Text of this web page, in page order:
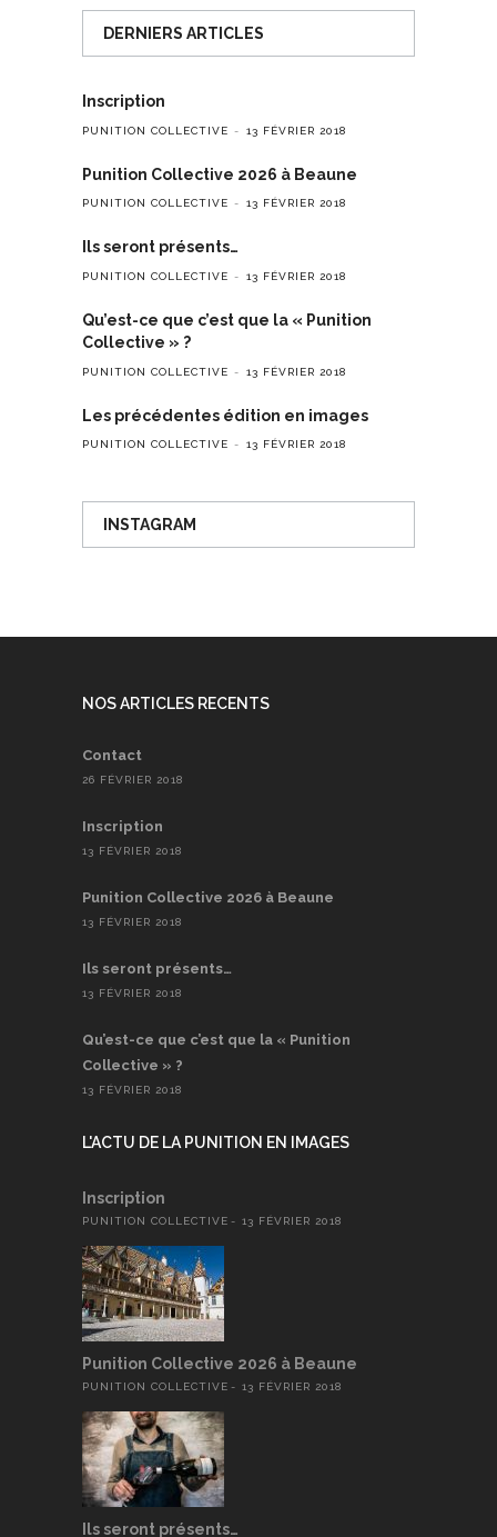
DERNIERS ARTICLES
Inscription
PUNITION COLLECTIVE 13 FÉVRIER 2018
Punition Collective 2026 à Beaune
PUNITION COLLECTIVE 13 FÉVRIER 2018
Ils seront présents…
PUNITION COLLECTIVE 13 FÉVRIER 2018
Qu’est-ce que c’est que la « Punition
Collective » ?
PUNITION COLLECTIVE 13 FÉVRIER 2018
Les précédentes édition en images
PUNITION COLLECTIVE 13 FÉVRIER 2018
INSTAGRAM
NOS ARTICLES RECENTS
Contact
26 FÉVRIER 2018
Inscription
13 FÉVRIER 2018
Punition Collective 2026 à Beaune
13 FÉVRIER 2018
Ils seront présents…
13 FÉVRIER 2018
Qu’est-ce que c’est que la « Punition
Collective » ?
13 FÉVRIER 2018
L'ACTU DE LA PUNITION EN IMAGES
Inscription
PUNITION COLLECTIVE 13 FÉVRIER 2018
Punition Collective 2026 à Beaune
PUNITION COLLECTIVE 13 FÉVRIER 2018
Ils seront présents…